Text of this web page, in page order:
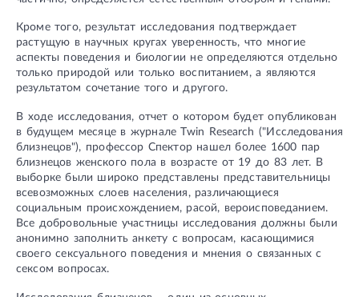
Кроме того, результат исследования подтверждает
растущую в научных кругах уверенность, что многие
аспекты поведения и биологии не определяются отдельно
только природой или только воспитанием, а являются
результатом сочетание того и другого.
В ходе исследования, отчет о котором будет опубликован
в будущем месяце в журнале Twin Research ("Исследования
близнецов"), профессор Спектор нашел более 1600 пар
близнецов женского пола в возрасте от 19 до 83 лет. В
выборке были широко представлены представительницы
всевозможных слоев населения, различающиеся
социальным происхождением, расой, вероисповеданием.
Все добровольные участницы исследования должны были
анонимно заполнить анкету с вопросам, касающимися
своего сексуального поведения и мнения о связанных с
сексом вопросах.